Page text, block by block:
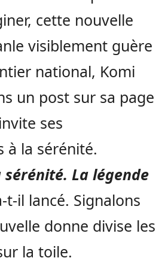
cette nouvelle
visiblement guère
national, Komi
un post sur sa page
ses
à la sérénité.
sérénité. La légende
t-il lancé. Signalons
donne divise les
la toile.